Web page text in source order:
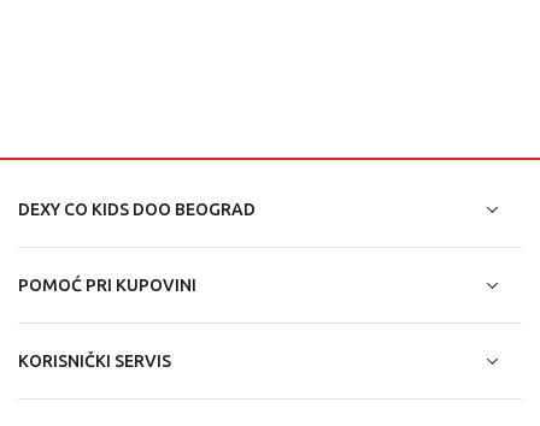
DEXY CO KIDS DOO BEOGRAD
POMOĆ PRI KUPOVINI
KORISNIČKI SERVIS